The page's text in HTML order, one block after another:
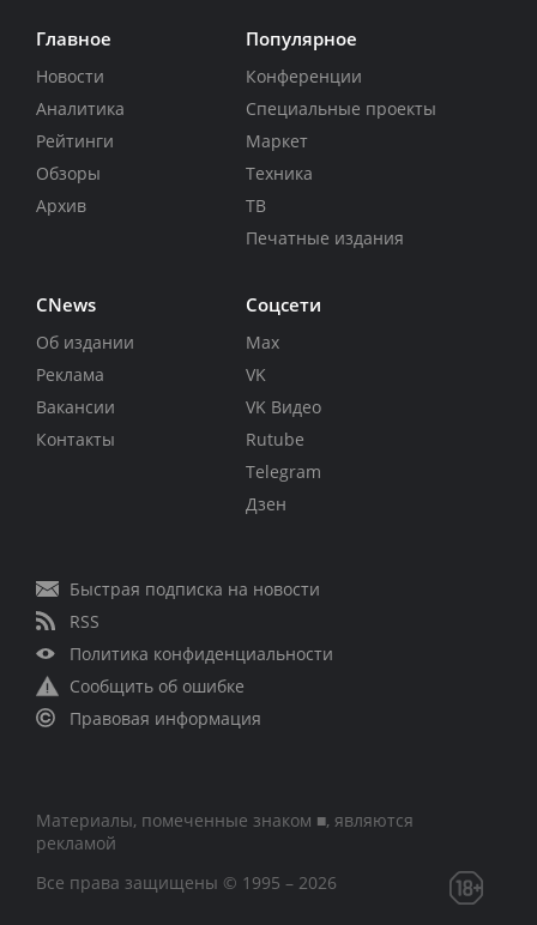
Главное
Новости
Аналитика
Рейтинги
Обзоры
Архив
Популярное
Конференции
Специальные проекты
Маркет
Техника
ТВ
Печатные издания
CNews
Об издании
Реклама
Вакансии
Контакты
Соцсети
Max
VK
VK Видео
Rutube
Telegram
Дзен
Быстрая подписка на новости
RSS
Политика конфиденциальности
Сообщить об ошибке
Правовая информация
Материалы, помеченные знаком ■, являются
рекламой
Все права защищены © 1995 – 2026